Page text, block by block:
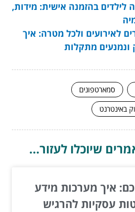
לילדים בהזמנה אישית: מידות,
לאירועים ולכל מטרה: איך
מתקלות
סמארטפונים
באינטרנט
שיוכלו לעזור...
איך מערכות מידע
עסקיות להרגיש